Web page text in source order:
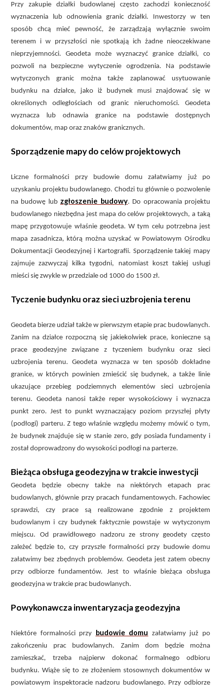
Przy zakupie działki budowlanej często zachodzi konieczność
wyznaczenia lub odnowienia granic działki. Inwestorzy w ten
sposób chcą mieć pewność, że zarządzają wyłącznie swoim
terenem i w przyszłości nie spotkają ich żadne nieoczekiwane
nieprzyjemności. Geodeta może wyznaczyć granice działki, co
pozwoli na bezpieczne wytyczenie ogrodzenia. Na podstawie
wytyczonych granic można także zaplanować usytuowanie
budynku na działce, jako iż budynek musi znajdować się w
określonych odległościach od granic nieruchomości. Geodeta
wyznacza lub odnawia granice na podstawie dostępnych
dokumentów, map oraz znaków granicznych.
Sporządzenie mapy do celów projektowych
Liczne formalności przy budowie domu załatwiamy już po
uzyskaniu projektu budowlanego. Chodzi tu głównie o pozwolenie
na budowę lubzgłoszenie budowy. Do opracowania projektu
budowlanego niezbędna jest mapa do celów projektowych, a taką
mapę przygotowuje właśnie geodeta. W tym celu potrzebna jest
mapa zasadnicza, którą można uzyskać w Powiatowym Ośrodku
Dokumentacji Geodezyjnej i Kartografii. Sporządzenie takiej mapy
zajmuje zazwyczaj kilka tygodni, natomiast koszt takiej usługi
mieści się zwykle w przedziale od 1000 do 1500 zł.
Tyczenie budynku oraz sieci uzbrojenia terenu
Geodeta bierze udział także w pierwszym etapie prac budowlanych.
Zanim na działce rozpoczną się jakiekolwiek prace, konieczne są
prace geodezyjne związane z tyczeniem budynku oraz sieci
uzbrojenia terenu. Geodeta wyznacza w ten sposób dokładne
granice, w których powinien zmieścić się budynek, a także linie
ukazujące przebieg podziemnych elementów sieci uzbrojenia
terenu. Geodeta nanosi także reper wysokościowy i wyznacza
punkt zero. Jest to punkt wyznaczający poziom przyszłej płyty
(podłogi) parteru. Z tego właśnie względu możemy mówić o tym,
że budynek znajduje się w stanie zero, gdy posiada fundamenty i
został doprowadzony do wysokości podłogi na parterze.
Bieżąca obsługa geodezyjna w trakcie inwestycji
Geodeta będzie obecny także na niektórych etapach prac
budowlanych, głównie przy pracach fundamentowych. Fachowiec
sprawdzi, czy prace są realizowane zgodnie z projektem
budowlanym i czy budynek faktycznie powstaje w wytyczonym
miejscu. Od prawidłowego nadzoru ze strony geodety często
zależeć będzie to, czy przyszłe formalności przy budowie domu
załatwimy bez zbędnych problemów. Geodeta jest zatem obecny
przy odbiorze fundamentów. Jest to właśnie bieżąca obsługa
geodezyjna w trakcie prac budowlanych.
Powykonawcza inwentaryzacja geodezyjna
Niektóre formalności przy budowie domu załatwiamy już po
zakończeniu prac budowlanych. Zanim dom będzie można
zamieszkać, trzeba najpierw dokonać formalnego odbioru
budynku. Wiąże się to ze złożeniem stosownych dokumentów w
powiatowym inspektoracie nadzoru budowlanego. Przy odbiorze